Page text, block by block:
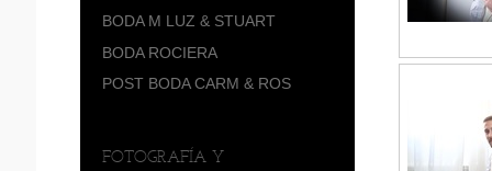
BODA M LUZ & STUART
BODA ROCIERA
POST BODA CARM & ROS
FOTOGRAFÍA Y